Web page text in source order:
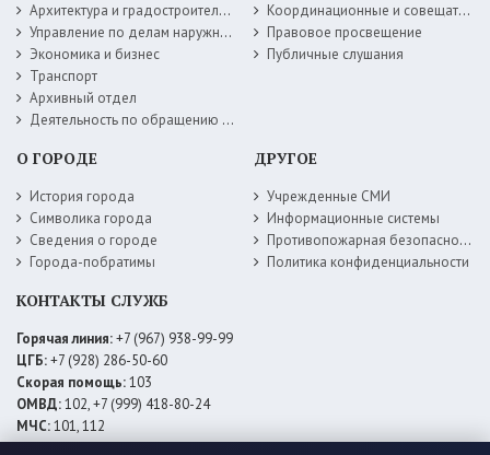
Архитектура и градостроительство
Управление по делам наружной рекламы
Экономика и бизнес
Транспорт
Архивный отдел
Деятельность по обращению с животными без владельцев
Координационные и совещательные органы
Правовое просвещение
Публичные слушания
О ГОРОДЕ
История города
Символика города
Сведения о городе
Города-побратимы
ДРУГОЕ
Учрежденные СМИ
Информационные системы
Противопожарная безопасность
Политика конфиденциальности
КОНТАКТЫ СЛУЖБ
Горячая линия:+7 (967) 938-99-99
ЦГБ:+7 (928) 286-50-60
Скорая помощь:103
ОМВД:102, +7 (999) 418-80-24
МЧС:101, 112
ЕДДС:+7 (928) 576-09-83